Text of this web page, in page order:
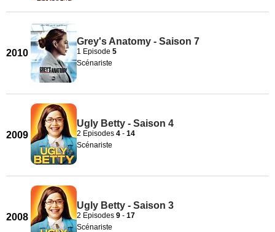
2010
Grey's Anatomy - Saison 7
1 Episode 5
Scénariste
2009
Ugly Betty - Saison 4
2 Episodes 4 - 14
Scénariste
2008
Ugly Betty - Saison 3
2 Episodes 9 - 17
Scénariste